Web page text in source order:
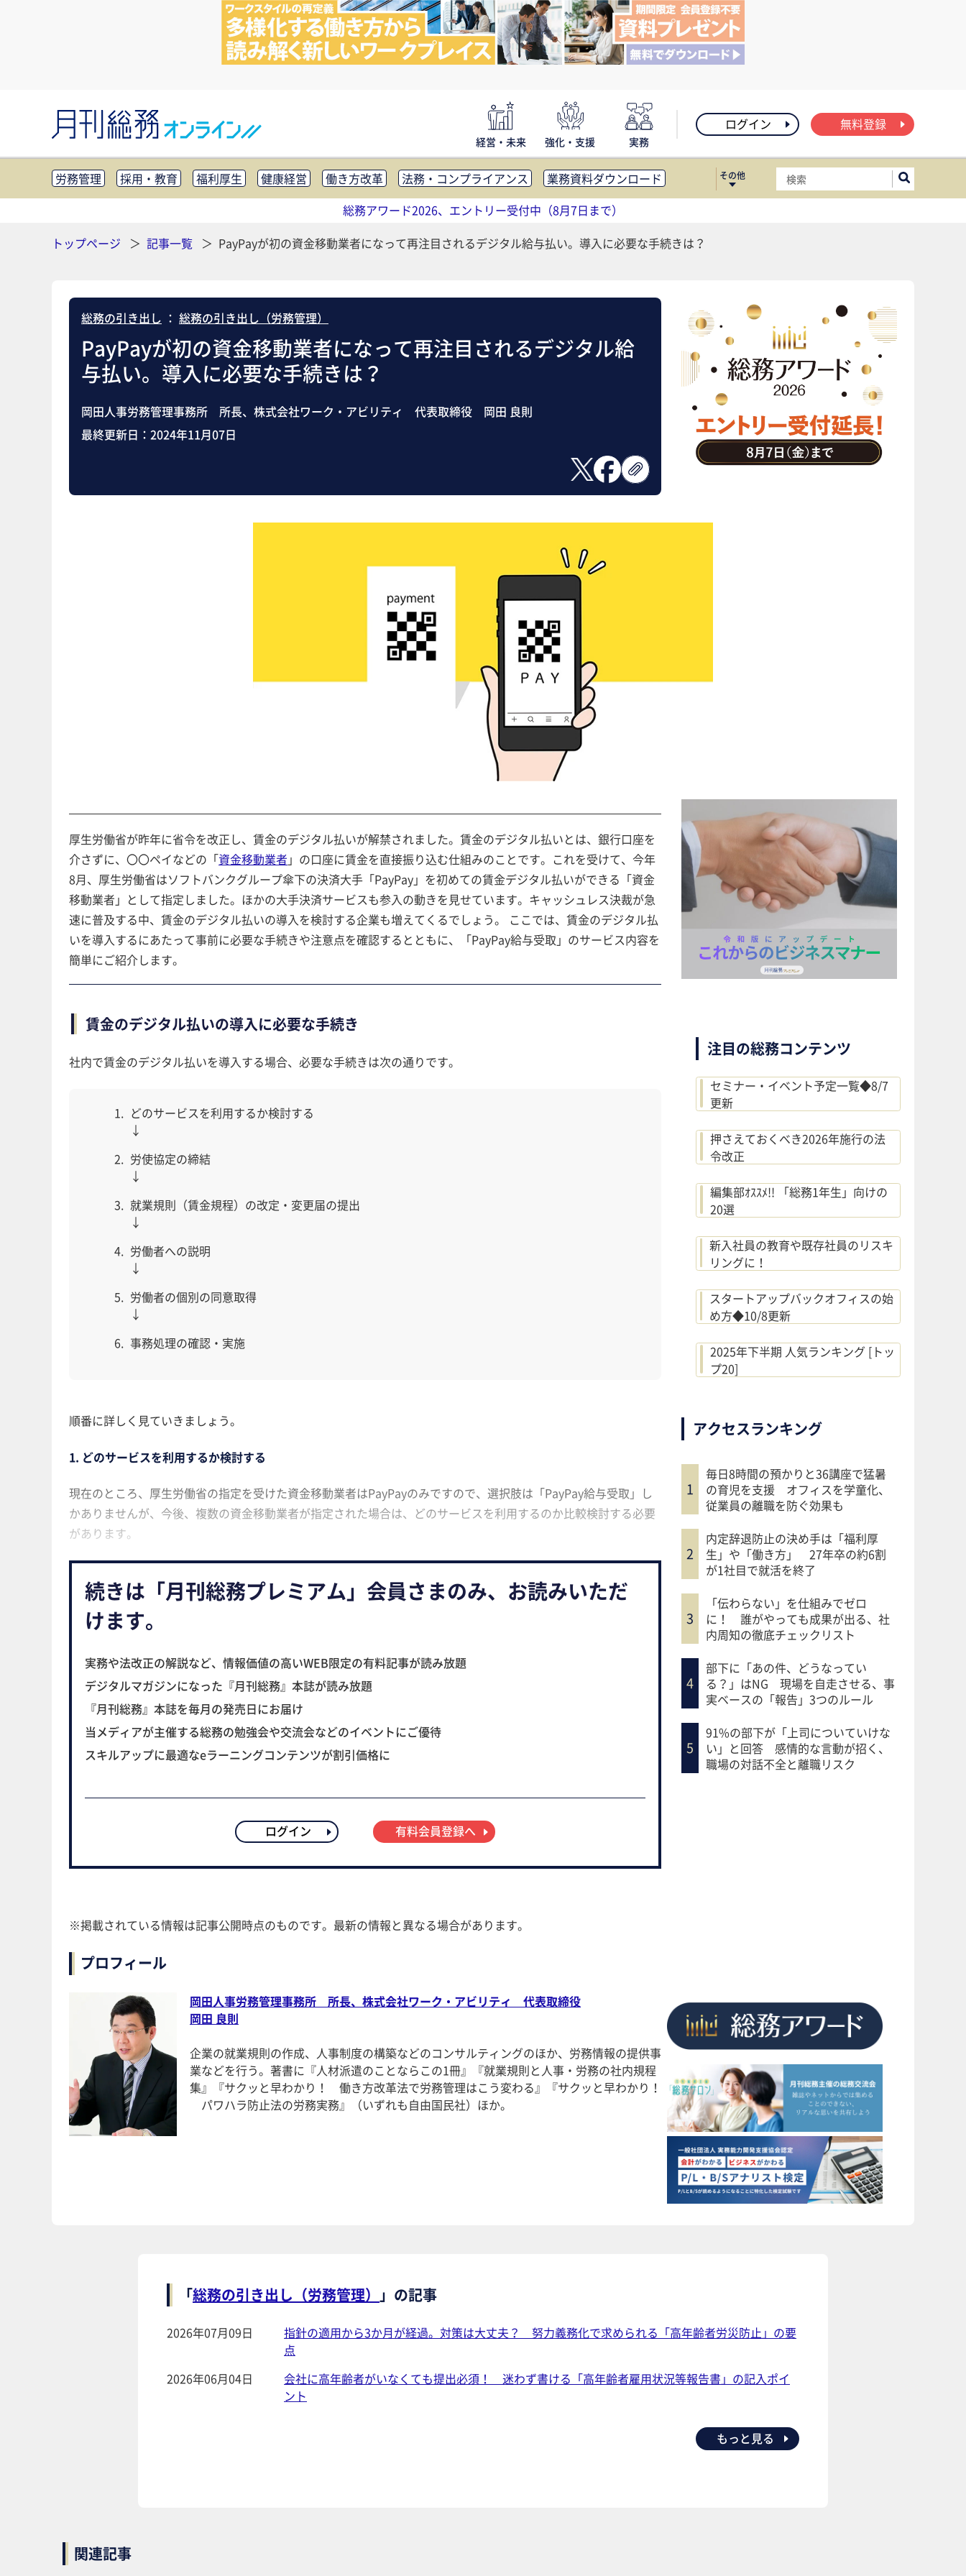
経営・未来 強化・支援 実務
ログイン 無料登録
労務管理 採用・教育 福利厚生 健康経営 働き方改革 法務・コンプライアンス
業務資料ダウンロード
知財管理
リスクマネジメント・BCP 社外・社内広報 社外・社内コミュニケーション活性化
FM・オフィス移転
助成金・補助金・コスト削減 アウトソーシング・BPO
調査・レポート
その他
総務アワード2026、エントリー受付中（8月7日まで）
トップページ
記事一覧 PayPayが初の資金移動業者になって再注目されるデジタル給与払い。導入に必要な手続きは？
総務の引き出し ： 総務の引き出し（労務管理）
PayPayが初の資金移動業者になって再注目されるデジタル給
与払い。導入に必要な手続きは？
岡田人事労務管理事務所 所長、株式会社ワーク・アビリティ 代表取締役 岡田 良則
最終更新日： 2024年11月07日
注目の総務コンテンツ
セミナー・イベント予定一覧◆8/7
更新
押さえておくべき2026年施行の法
令改正
編集部ｵｽｽﾒ!! 「総務1年生」向けの
20選
新入社員の教育や既存社員のリスキ
リングに！
スタートアップバックオフィスの始
め方◆10/8更新
2025年下半期 人気ランキング [トッ
プ20]
アクセスランキング
毎日8時間の預かりと36講座で猛暑
の育児を支援 オフィスを学童化、
従業員の離職を防ぐ効果も
内定辞退防止の決め手は「福利厚
生」や「働き方」 27年卒の約6割
が1社目で就活を終了
「伝わらない」を仕組みでゼロ
に！ 誰がやっても成果が出る、社
内周知の徹底チェックリスト
部下に「あの件、どうなってい
る？」はNG 現場を自走させる、事
実ベースの「報告」3つのルール
91%の部下が「上司についていけな
い」と回答 感情的な言動が招く、
職場の対話不全と離職リスク
厚生労働省が昨年に省令を改正し、賃金のデジタル払いが解禁されました。賃金のデジタル払いとは、銀行口座を
介さずに、〇〇ペイなどの「資金移動業者 」の口座に賃金を直接振り込む仕組みのことです。これを受けて、今年
8月、厚生労働省はソフトバンクグループ傘下の決済大手「PayPay」を初めての賃金デジタル払いができる「資金
移動業者」として指定しました。ほかの大手決済サービスも参入の動きを見せています。キャッシュレス決裁が急
速に普及する中、賃金のデジタル払いの導入を検討する企業も増えてくるでしょう。 ここでは、賃金のデジタル払
いを導入するにあたって事前に必要な手続きや注意点を確認するとともに、「PayPay給与受取」のサービス内容を
簡単にご紹介します。
賃金のデジタル払いの導入に必要な手続き
社内で賃金のデジタル払いを導入する場合、必要な手続きは次の通りです。
どのサービスを利用するか検討する
↓
労使協定の締結
↓
就業規則（賃金規程）の改定・変更届の提出
↓
労働者への説明
↓
労働者の個別の同意取得
↓
事務処理の確認・実施
順番に詳しく見ていきましょう。
1. どのサービスを利用するか検討する
現在のところ、厚生労働省の指定を受けた資金移動業者はPayPayのみですので、選択肢は「PayPay給与受取」し
かありませんが、今後、複数の資金移動業者が指定された場合は、どのサービスを利用するのか比較検討する必要
があります。
続きは「月刊総務プレミアム」会員さまのみ、お読みいただ
けます。
実務や法改正の解説など、情報価値の高いWEB限定の有料記事が読み放題
デジタルマガジンになった『月刊総務』本誌が読み放題
『月刊総務』本誌を毎月の発売日にお届け
当メディアが主催する総務の勉強会や交流会などのイベントにご優待
スキルアップに最適なeラーニングコンテンツが割引価格に
ログイン 有料会員登録へ
※掲載されている情報は記事公開時点のものです。最新の情報と異なる場合があります。
プロフィール
岡田人事労務管理事務所 所長、株式会社ワーク・アビリティ 代表取締役
岡田 良則
企業の就業規則の作成、人事制度の構築などのコンサルティングのほか、労務情報の提供事
業などを行う。著書に『人材派遣のことならこの1冊』『就業規則と人事・労務の社内規程
集』『サクッと早わかり！ 働き方改革法で労務管理はこう変わる』『サクッと早わかり！
パワハラ防止法の労務実務』（いずれも自由国民社）ほか。
「総務の引き出し（労務管理） 」の記事
2026年07月09日
指針の適用から3か月が経過。対策は大丈夫？ 努力義務化で求められる「高年齢者労災防止」の要
点
2026年06月04日
会社に高年齢者がいなくても提出必須！ 迷わず書ける「高年齢者雇用状況等報告書」の記入ポイ
ント
もっと見る
関連記事